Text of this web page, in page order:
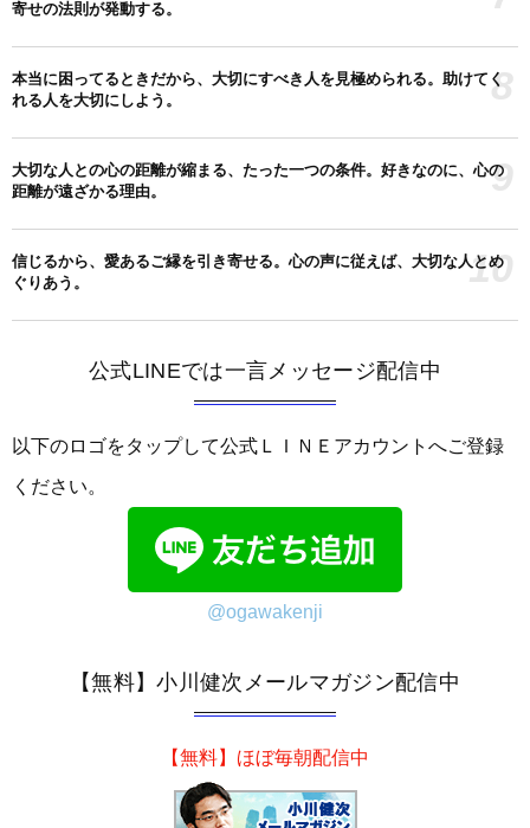
寄せの法則が発動する。
本当に困ってるときだから、大切にすべき人を見極められる。助けてく
れる人を大切にしよう。
8
大切な人との心の距離が縮まる、たった一つの条件。好きなのに、心の
距離が遠ざかる理由。
9
信じるから、愛あるご縁を引き寄せる。心の声に従えば、大切な人とめ
ぐりあう。
10
公式LINEでは一言メッセージ配信中
以下のロゴをタップして公式ＬＩＮＥアカウントへご登録
ください。
@ogawakenji
【無料】小川健次メールマガジン配信中
【無料】ほぼ毎朝配信中